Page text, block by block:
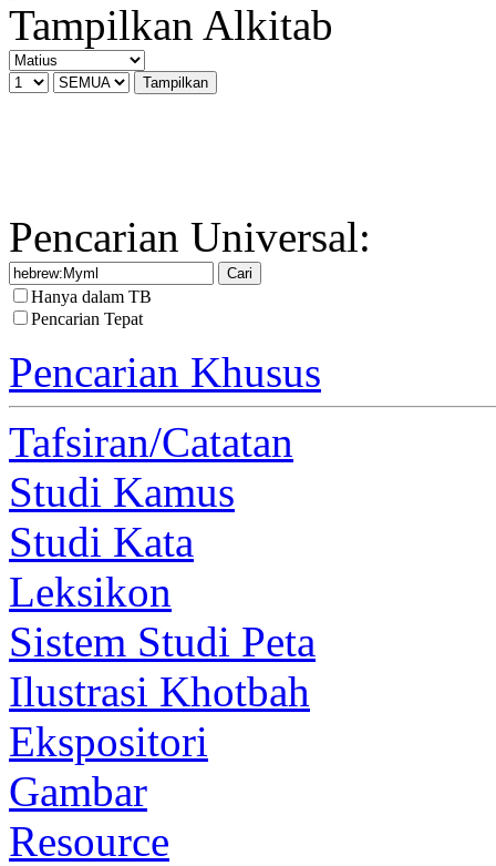
Tampilkan Alkitab
Pencarian Universal:
Hanya dalam TB
Pencarian Tepat
Pencarian Khusus
Tafsiran/Catatan
Studi Kamus
Studi Kata
Leksikon
Sistem Studi Peta
Ilustrasi Khotbah
Ekspositori
Gambar
Resource